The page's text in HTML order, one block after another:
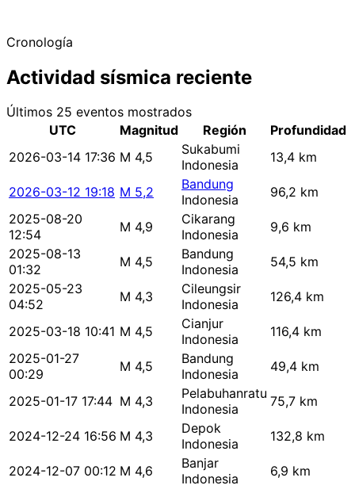
Cronología
Actividad sísmica reciente
Últimos 25 eventos mostrados
UTC
Magnitud Región
Profundidad
2026-03-14 17:36 M 4,5
Sukabumi
Indonesia
13,4 km
2026-03-12 19:18 M 5,2
Bandung
Indonesia
96,2 km
2025-08-20
12:54
M 4,9
Cikarang
Indonesia
9,6 km
2025-08-13
01:32
M 4,5
Bandung
Indonesia
54,5 km
2025-05-23
04:52
M 4,3
Cileungsir
Indonesia
126,4 km
2025-03-18 10:41 M 4,5
Cianjur
Indonesia
116,4 km
2025-01-27
00:29
M 4,5
Bandung
Indonesia
49,4 km
2025-01-17 17:44 M 4,3
Pelabuhanratu
Indonesia
75,7 km
2024-12-24 16:56 M 4,3
Depok
Indonesia
132,8 km
2024-12-07 00:12 M 4,6
Banjar
Indonesia
6,9 km